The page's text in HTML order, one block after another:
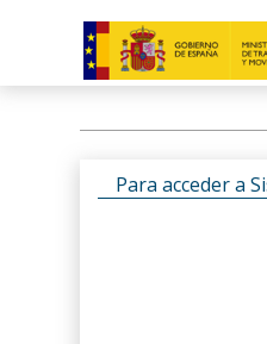
Para acceder a